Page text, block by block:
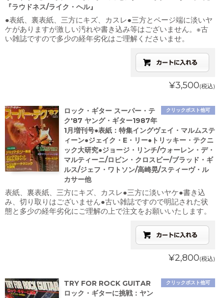
『ラウドネス/ライク・ヘル』
●表紙、裏表紙、三方にキズ、カスレ●三方とページ端に淡いヤ
ケがありますが激しい汚れや書き込み等はございません。※古
い雑誌ですので多少の経年劣化はご理解くださいませ。
¥3,500(税込)
クリックポスト他可
ロック・ギター スーパー・テ
ク'87 ヤング・ギター1987年
1月増刊号●表紙：特集イングヴェイ・マルムステ
ィーン●ジェイク・E・リー●トリッキー・テクニ
ック大研究●ジョージ・リンチ/ウォーレン・デ・
マルティーニ/ロビン・クロスビー/ブラッド・ギ
ルス/ジェフ・ワトソン/高崎晃/スティーヴ・ル
カサー他
表紙、裏表紙、三方にキズ、カスレ●三方に淡いヤケ●書き込
み、切り取りはございません●古い雑誌ですので明記された状
態と多少の経年劣化にご理解の上で注文をお願いいたします。
¥2,800(税込)
クリックポスト他可
TRY FOR ROCK GUITAR
ロック・ギターに挑戦：ヤン